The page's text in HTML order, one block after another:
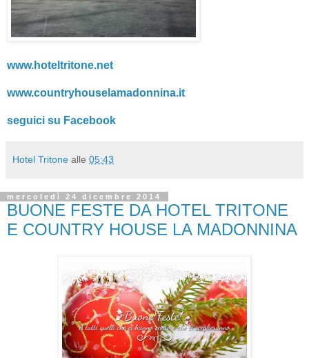
www.hoteltritone.net
www.countryhouselamadonnina.it
seguici su Facebook
Hotel Tritone alle 05:43
mercoledì 24 dicembre 2014
BUONE FESTE DA HOTEL TRITONE
E COUNTRY HOUSE LA MADONNINA